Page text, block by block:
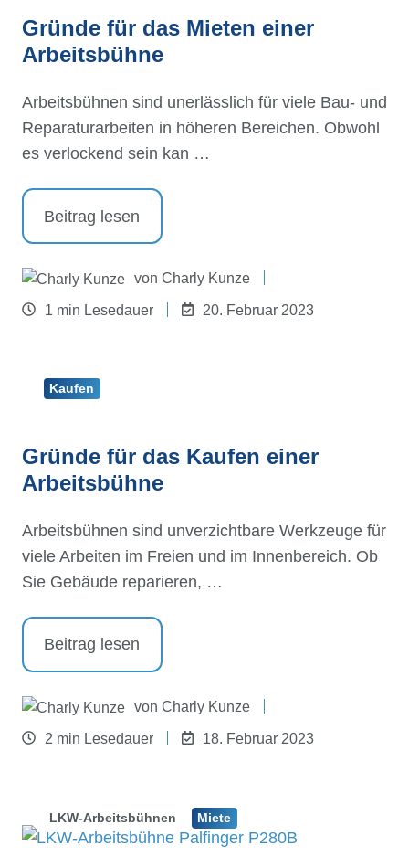
Gründe für das Mieten einer
Arbeitsbühne
Arbeitsbühnen sind unerlässlich für viele Bau- und
Reparaturarbeiten in höheren Bereichen. Obwohl
es verlockend sein kan …
Beitrag lesen
vonCharly Kunze
1 min Lesedauer
20. Februar 2023
Gründe für das Kaufen einer
Arbeitsbühne
Arbeitsbühnen sind unverzichtbare Werkzeuge für
viele Arbeiten im Freien und im Innenbereich. Ob
Sie Gebäude reparieren, …
Beitrag lesen
vonCharly Kunze
2 min Lesedauer
18. Februar 2023
Kaufen
LKW-Arbeitsbühnen Miete